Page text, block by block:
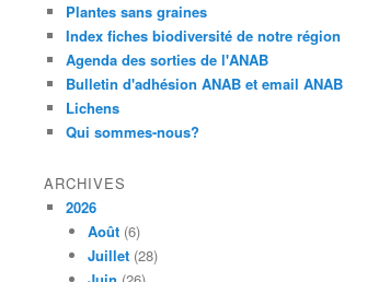
Plantes sans graines
Index fiches biodiversité de notre région
Agenda des sorties de l'ANAB
Bulletin d'adhésion ANAB et email ANAB
Lichens
Qui sommes-nous?
ARCHIVES
2026
Août (6)
Juillet (28)